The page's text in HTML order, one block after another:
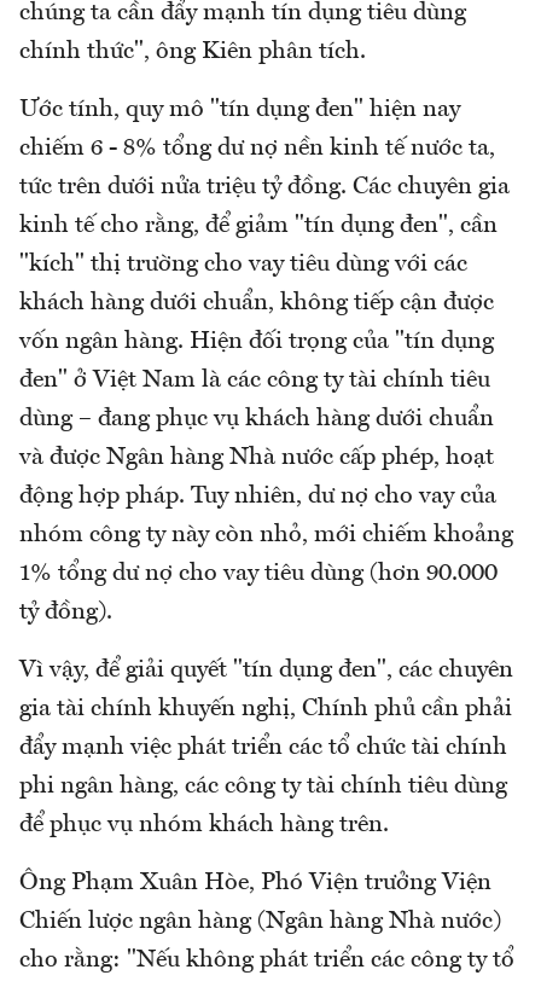
chúng ta cần đẩy mạnh tín dụng tiêu dùng
chính thức", ông Kiên phân tích.
Ước tính, quy mô "tín dụng đen" hiện nay
chiếm 6 - 8% tổng dư nợ nền kinh tế nước ta,
tức trên dưới nửa triệu tỷ đồng. Các chuyên gia
kinh tế cho rằng, để giảm "tín dụng đen", cần
"kích" thị trường cho vay tiêu dùng với các
khách hàng dưới chuẩn, không tiếp cận được
vốn ngân hàng. Hiện đối trọng của "tín dụng
đen" ở Việt Nam là các công ty tài chính tiêu
dùng – đang phục vụ khách hàng dưới chuẩn
và được Ngân hàng Nhà nước cấp phép, hoạt
động hợp pháp. Tuy nhiên, dư nợ cho vay của
nhóm công ty này còn nhỏ, mới chiếm khoảng
1% tổng dư nợ cho vay tiêu dùng (hơn 90.000
tỷ đồng).
Vì vậy, để giải quyết "tín dụng đen", các chuyên
gia tài chính khuyến nghị, Chính phủ cần phải
đẩy mạnh việc phát triển các tổ chức tài chính
phi ngân hàng, các công ty tài chính tiêu dùng
để phục vụ nhóm khách hàng trên.
Ông Phạm Xuân Hòe, Phó Viện trưởng Viện
Chiến lược ngân hàng (Ngân hàng Nhà nước)
cho rằng: "Nếu không phát triển các công ty tổ